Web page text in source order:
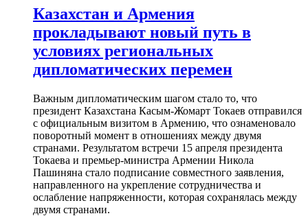
Казахстан и Армения
прокладывают новый путь в
условиях региональных
дипломатических перемен
Важным дипломатическим шагом стало то, что
президент Казахстана Касым-Жомарт Токаев отправился
с официальным визитом в Армению, что ознаменовало
поворотный момент в отношениях между двумя
странами. Результатом встречи 15 апреля президента
Токаева и премьер-министра Армении Никола
Пашиняна стало подписание совместного заявления,
направленного на укрепление сотрудничества и
ослабление напряженности, которая сохранялась между
двумя странами.